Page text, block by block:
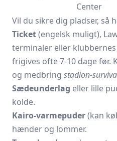
Center
Vil du sikre dig pladser, så
Ticket(engelsk muligt),
terminaler eller
frigives ofte 7-10 dage før.
og medbring stadion-
Sædeunderlag eller lille
kolde.
Kairo-varmepuder(kan
hænder og lommer.